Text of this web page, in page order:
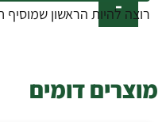
רוצה להיות הראשון
מוצרים דומים